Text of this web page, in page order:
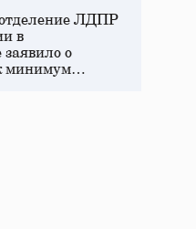
отделение ЛДПР
в
заявило о
минимум…